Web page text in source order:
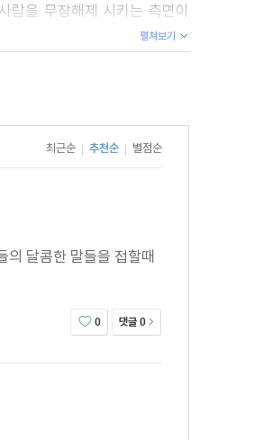
람을 무장해제 시키는 측면이
펼쳐보기
최근순 추천순 별점순
의 달콤한 말들을 접할때
0 댓글 0